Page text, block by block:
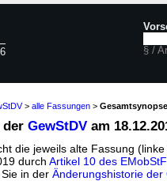
§ /
> alle Fassungen >
der GewStDV am
die jeweils alte Fassung
durch Artikel 10 des
in der Änderungshistorie der